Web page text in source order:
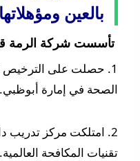
بالعين ومؤهلاتها
تأسست شركة الرمة
1. حصلت على الترخيص
الصحة في إمارة أبوظبي.
2. امتلكت مركز تدريب
تقنيات المكافحة العالمية.